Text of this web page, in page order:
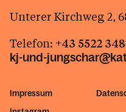
Unterer Kirchweg 2,
Telefon: +43 5522
kj-und-
Impressum